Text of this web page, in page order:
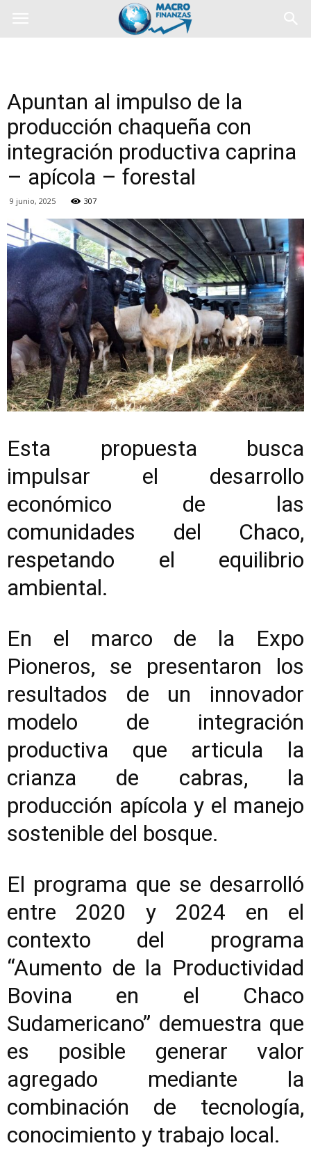
Apuntan al impulso de la
producción chaqueña con
integración productiva caprina
– apícola – forestal
9 junio, 2025 307
Esta propuesta busca
impulsar el desarrollo
económico de las
comunidades del Chaco,
respetando el equilibrio
ambiental.
En el marco de la Expo
Pioneros, se presentaron los
resultados de un innovador
modelo de integración
productiva que articula la
crianza de cabras, la
producción apícola y el manejo
sostenible del bosque.
El programa que se desarrolló
entre 2020 y 2024 en el
contexto del programa
“Aumento de la Productividad
Bovina en el Chaco
Sudamericano” demuestra que
es posible generar valor
agregado mediante la
combinación de tecnología,
conocimiento y trabajo local.